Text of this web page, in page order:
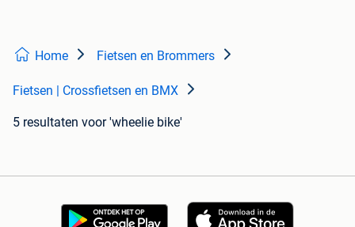
Home Fietsen en Brommers
Fietsen | Crossfietsen en BMX
5 resultaten voor 'wheelie bike'